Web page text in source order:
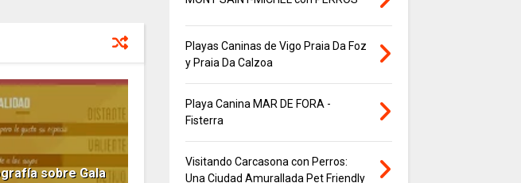
sobre Gala
Playas Caninas de Vigo Praia Da Foz
y Praia Da Calzoa
Playa Canina MAR DE FORA -
Fisterra
Visitando Carcasona con Perros:
Una Ciudad Amurallada Pet Friendly